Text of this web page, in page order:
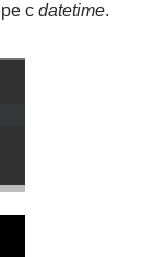
с datetime.